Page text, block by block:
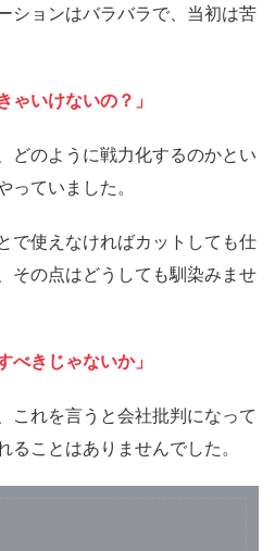
ションはバラバラで、当初は苦
ゃいけないの？」
どのように戦力化するのかとい
っていました。
で使えなければカットしても仕
その点はどうしても馴染みませ
べきじゃないか」
これを言うと会社批判になって
ることはありませんでした。